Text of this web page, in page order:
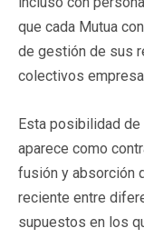
que cada Mutua
de gestión de sus
colectivos
Esta posibilidad
aparece como
fusión y absorción
reciente entre
supuestos en los